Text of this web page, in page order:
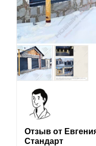
Отзыв от
Стандарт